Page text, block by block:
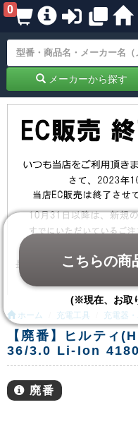
0
メーカーから探す
ホーム 充電工具 充電器
【廃番】ヒルティ
36/3.0 Li-Ion
廃番
こちらの商
(※現在、お取